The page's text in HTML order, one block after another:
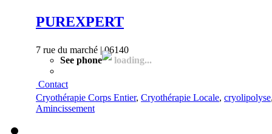
PUREXPERT
7 rue du marché | 06140
See phone
loading...
Contact
Cryothérapie Corps Entier, Cryothérapie Locale, cryolipolyse
Amincissement